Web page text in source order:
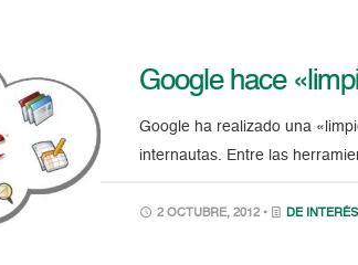
Google hace
Google ha realizado una
internautas. Entre las
2 OCTUBRE, 2012 • DE INTERÉS